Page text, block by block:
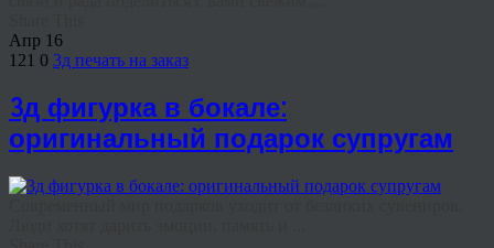
Апр 16
121 0 3д печать на заказ
3д фигурка в бокале:
оригинальный подарок супругам